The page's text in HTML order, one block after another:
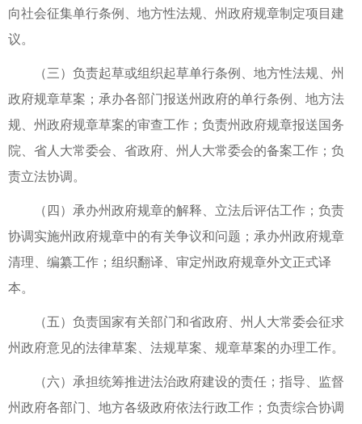
向社会征集单行条例、地方性法规、州政府规章制定项目建
议。
（三）负责起草或组织起草单行条例、地方性法规、州
政府规章草案；承办各部门报送州政府的单行条例、地方法
规、州政府规章草案的审查工作；负责州政府规章报送国务
院、省人大常委会、省政府、州人大常委会的备案工作；负
责立法协调。
（四）承办州政府规章的解释、立法后评估工作；负责
协调实施州政府规章中的有关争议和问题；承办州政府规章
清理、编纂工作；组织翻译、审定州政府规章外文正式译
本。
（五）负责国家有关部门和省政府、州人大常委会征求
州政府意见的法律草案、法规草案、规章草案的办理工作。
（六）承担统筹推进法治政府建设的责任；指导、监督
州政府各部门、地方各级政府依法行政工作；负责综合协调